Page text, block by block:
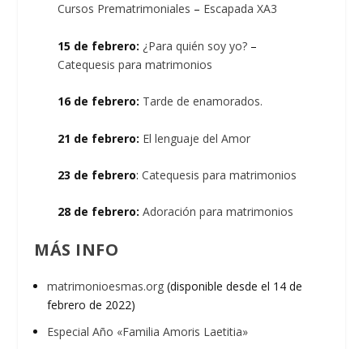
Cursos Prematrimoniales – Escapada XA3
15 de febrero: ¿Para quién soy yo? –
Catequesis para matrimonios
16 de febrero: Tarde de enamorados.
21 de febrero: El lenguaje del Amor
23 de febrero:Catequesis para matrimonios
28 de febrero: Adoración para matrimonios
MÁS INFO
matrimonioesmas.org (disponible desde el 14 de
febrero de 2022)
Especial Año «Familia Amoris Laetitia»